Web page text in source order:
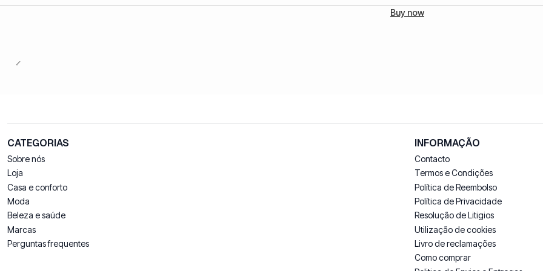
Buy now
CATEGORIAS
Sobre nós
Loja
Casa e conforto
Moda
Beleza e saúde
Marcas
Perguntas frequentes
INFORMAÇÃO
Contacto
Termos e Condições
Política de Reembolso
Política de Privacidade
Resolução de Litigios
Utilização de cookies
Livro de reclamações
Como comprar